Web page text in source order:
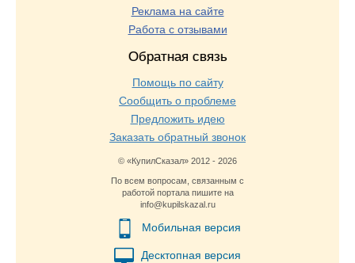
Реклама на сайте
Работа с отзывами
Обратная связь
Помощь по сайту
Сообщить о проблеме
Предложить идею
Заказать обратный звонок
© «КупилСказал» 2012 - 2026
По всем вопросам, связанным с
работой портала пишите на
info@kupilskazal.ru
Мобильная версия
Десктопная версия